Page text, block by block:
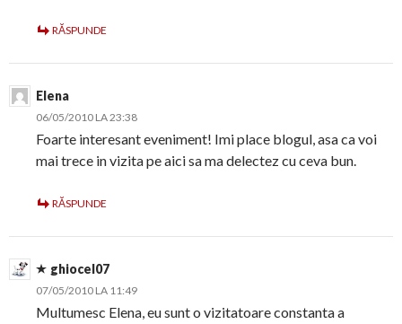
RĂSPUNDE
Elena
06/05/2010 LA 23:38
Foarte interesant eveniment! Imi place blogul, asa ca voi
mai trece in vizita pe aici sa ma delectez cu ceva bun.
RĂSPUNDE
ghiocel07
07/05/2010 LA 11:49
Multumesc Elena, eu sunt o vizitatoare constanta a